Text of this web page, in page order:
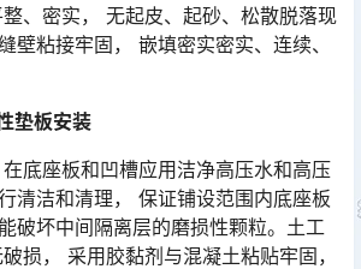
、密实， 无起皮、起砂、松散脱落现
壁粘接牢固， 嵌填密实密实、连续、
垫板安装
底座板和凹槽应用洁净高压水和高压
清洁和清理， 保证铺设范围内底座板
破坏中间隔离层的磨损性颗粒。土工
损， 采用胶黏剂与混凝土粘贴牢固，